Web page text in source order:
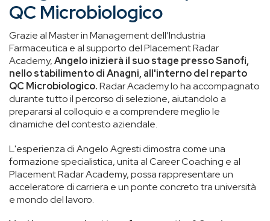
QC Microbiologico
Grazie al Master in Management dell’Industria
Farmaceutica e al supporto del Placement Radar
Academy,Angelo inizierà il suo stage presso Sanofi,
nello stabilimento di Anagni, all'interno del reparto
QC Microbiologico.Radar Academy lo ha accompagnato
durante tutto il percorso di selezione, aiutandolo a
prepararsi al colloquio e a comprendere meglio le
dinamiche del contesto aziendale.
L'esperienza di Angelo Agresti dimostra come una
formazione specialistica, unita al Career Coaching e al
Placement Radar Academy, possa rappresentare un
acceleratore di carriera e un ponte concreto tra università
e mondo del lavoro.